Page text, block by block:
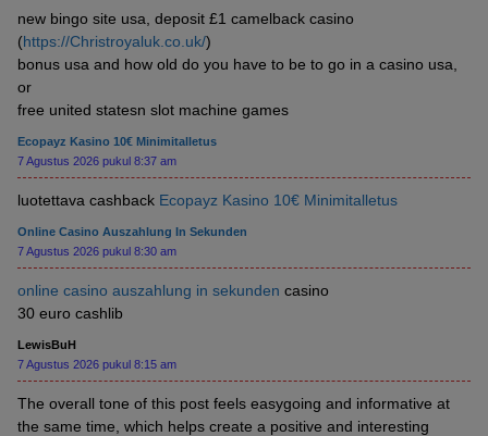
new bingo site usa, deposit £1 camelback casino
(https://Christroyaluk.co.uk/)
bonus usa and how old do you have to be to go in a casino usa,
or
free united statesn slot machine games
Ecopayz Kasino 10€ Minimitalletus
7 Agustus 2026 pukul 8:37 am
luotettava cashback Ecopayz Kasino 10€ Minimitalletus
Online Casino Auszahlung In Sekunden
7 Agustus 2026 pukul 8:30 am
online casino auszahlung in sekunden casino
30 euro cashlib
LewisBuH
7 Agustus 2026 pukul 8:15 am
The overall tone of this post feels easygoing and informative at
the same time, which helps create a positive and interesting